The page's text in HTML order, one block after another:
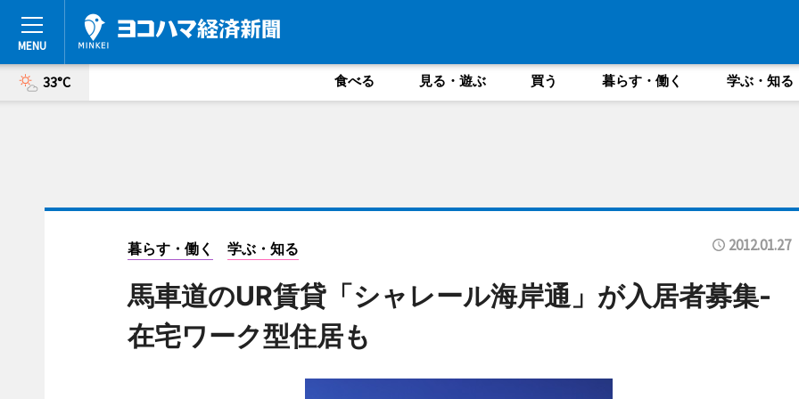
33°C 食べる 見る・遊ぶ 買う 暮らす・働く 学ぶ・知る
暮らす・働く 学ぶ・知る 2012.01.27
馬車道のUR賃貸「シャレール海岸通」が入居者募集-
在宅ワーク型住居も